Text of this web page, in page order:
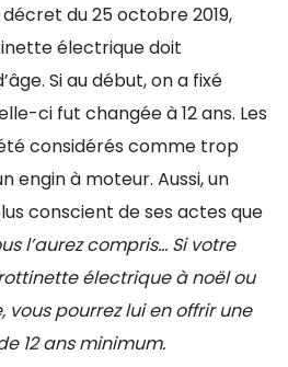
du 25 octobre 2019,
électrique doit
Si au début, on a fixé
ci fut changée à 12 ans. Les
considérés comme trop
engin à moteur. Aussi, un
conscient de ses actes que
l’aurez compris… Si votre
électrique à noël ou
vous pourrez lui en offrir une
12 ans minimum.